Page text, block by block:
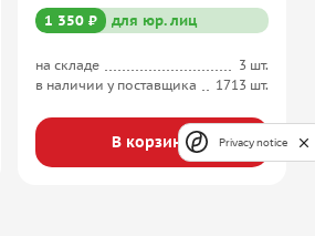
1 350 ₽ для юр. лиц
на складе
3 шт.
в наличии у поставщика
1713 шт.
В корзину Privacy notice